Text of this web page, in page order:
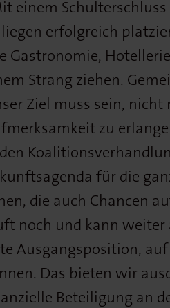
einem
erfolgreich
Gastronomie,
Strang ziehen.
Ziel muss sein,
zu
für die
die auch Chancen
noch und kann weiter
Ausgangsposition,
Das bieten wir
Beteiligung an